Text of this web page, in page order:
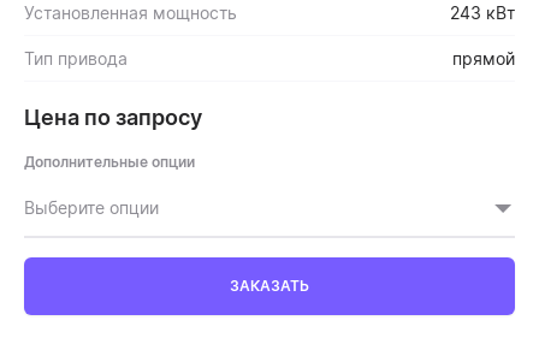
Установленная мощность 243 кВт
Тип привода прямой
Цена по запросу
Дополнительные опции
Выберите опции
ЗАКАЗАТЬ